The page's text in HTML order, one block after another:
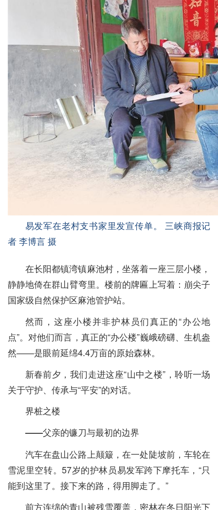
易发军在老村支书家里发宣传单。 三峡商报记
者 李博言 摄
在长阳都镇湾镇麻池村，坐落着一座三层小楼，
静静地倚在群山臂弯里。楼前的牌匾上写着：崩尖子
国家级自然保护区麻池管护站。
然而，这座小楼并非护林员们真正的“办公地
点”。对他们而言，真正的“办公楼”巍峨磅礴、生机盎
然——是眼前延绵4.4万亩的原始森林。
新春前夕，我们走进这座“山中之楼”，聆听一场
关于守护、传承与“平安”的对话。
界桩之楼
——父亲的镰刀与最初的边界
汽车在盘山公路上颠簸，在一处陡坡前，车轮在
雪泥里空转。57岁的护林员易发军跨下摩托车，“只
能到这里了。接下来的路，得用脚走了。”
前方连绵的青山被残雪覆盖，密林在冬日阳光下